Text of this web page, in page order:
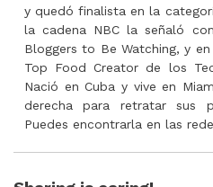
y quedó finalista en la
la cadena NBC la señaló
Bloggers to Be Watching, y
Top Food Creator de los
Nació en Cuba y vive en
derecha para retratar sus
Puedes encontrarla en las